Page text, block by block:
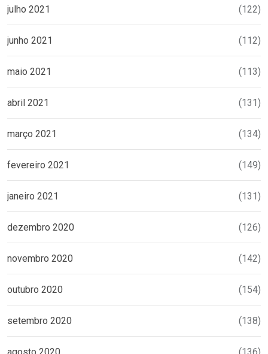
julho 2021 (122)
junho 2021 (112)
maio 2021 (113)
abril 2021 (131)
março 2021 (134)
fevereiro 2021 (149)
janeiro 2021 (131)
dezembro 2020 (126)
novembro 2020 (142)
outubro 2020 (154)
setembro 2020 (138)